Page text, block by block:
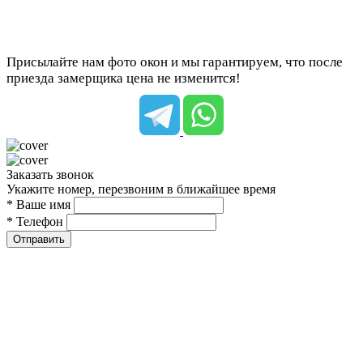
Присылайте нам фото окон и мы гарантируем, что после
приезда замерщика цена не изменится!
Заказать звонок
Укажите номер, перезвоним в ближайшее время
* Ваше имя
* Телефон
Отправить